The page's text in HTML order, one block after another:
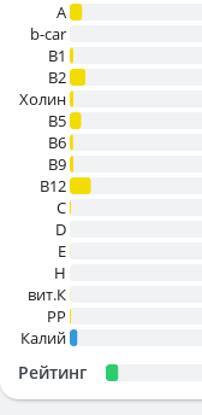
A
b-car
В1
B2
Холин
B5
B6
B9
B12
C
D
E
H
вит.К
PP
Калий
Рейтинг